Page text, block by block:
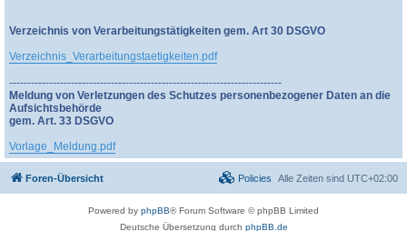
Verzeichnis von Verarbeitungstätigkeiten gem. Art 30 DSGVO
Verzeichnis_Verarbeitungstaetigkeiten.pdf
---------------------------------------------------------------------------
Meldung von Verletzungen des Schutzes personenbezogener Daten an die
Aufsichtsbehörde
gem. Art. 33 DSGVO
Vorlage_Meldung.pdf
Foren-Übersicht Alle Zeiten sind UTC+02:00
Policies
Powered by phpBB® Forum Software © phpBB Limited
Deutsche Übersetzung durch phpBB.de